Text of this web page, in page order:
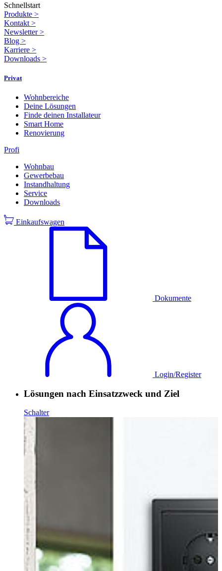
Schnellstart
Produkte >
Kontakt >
Newsletter>
Blog >
Karriere >
Downloads >
Privat
Wohnbereiche
Deine Lösungen
Finde deinen Installateur
Smart Home
Renovierung
Profi
Wohnbau
Gewerbebau
Instandhaltung
Service
Downloads
Einkaufswagen
Dokumente
Login/Register
Lösungen nach Einsatzzweck und Ziel
Schalter